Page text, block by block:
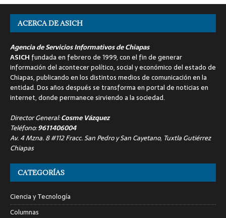
ACERCA DE ASICH
Agencia de Servicios Informativos de Chiapas
ASICH fundada en febrero de 1999, con el fin de generar
información del acontecer político, social y económico del estado de
Chiapas, publicando en los distintos medios de comunicación en la
entidad. Dos años después se transforma en portal de noticias en
internet, donde permanece sirviendo a la sociedad.
Director General:Cosme Vázquez
Teléfono:9611406004
Av. 4 Mzna. 8 #112 Fracc. San Pedro y San Cayetano, Tuxtla Gutiérrez
Chiapas
CATEGORÍAS
Ciencia y Tecnología
Columnas